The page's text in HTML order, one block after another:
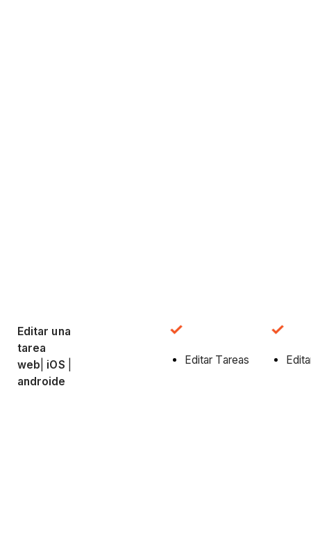
Editar una
tarea
web iOS
androide
Editar Tareas